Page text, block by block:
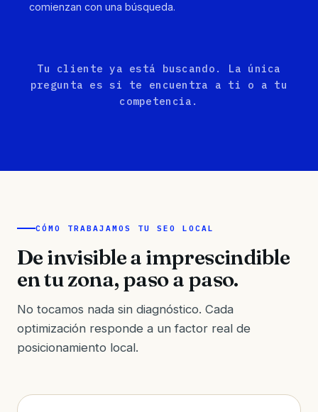
comienzan con una búsqueda.
Tu cliente ya está buscando. La única
pregunta es si te encuentra a ti o a tu
competencia.
CÓMO TRABAJAMOS TU SEO LOCAL
De invisible a imprescindible
en tu zona, paso a paso.
No tocamos nada sin diagnóstico. Cada
optimización responde a un factor real de
posicionamiento local.